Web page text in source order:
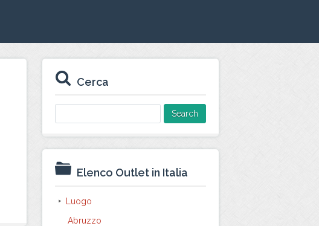
Cerca
for:
Elenco Outlet in Italia
Luogo
Abruzzo